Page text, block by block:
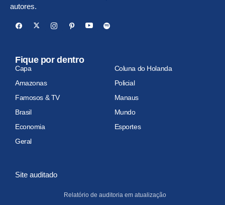
autores.
Fique por dentro
Capa
Coluna do Holanda
Amazonas
Policial
Famosos & TV
Manaus
Brasil
Mundo
Economia
Esportes
Geral
Site auditado
Relatório de auditoria em atualização